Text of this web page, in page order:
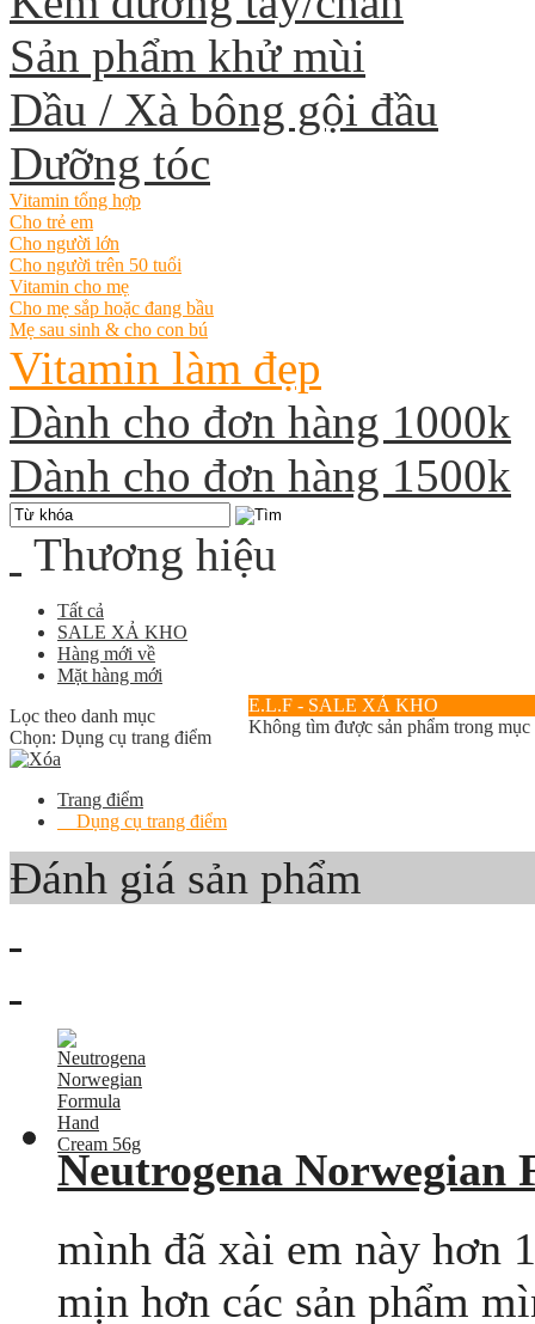
Sản phẩm khử mùi
Dầu / Xà bông gội đầu
Dưỡng tóc
Vitamin tổng hợp
Cho trẻ em
Cho người lớn
Cho người trên 50 tuổi
Vitamin cho mẹ
Cho mẹ sắp hoặc đang bầu
Mẹ sau sinh & cho con bú
Vitamin làm đẹp
Dành cho đơn hàng 1000k
Dành cho đơn hàng 1500k
Thương hiệu
Tất cả
SALE XẢ KHO
Hàng mới về
Mặt hàng mới
Lọc theo danh mục
Chọn: Dụng cụ trang điểm
Trang điểm
Dụng cụ trang điểm
E.L.F - SALE XẢ KHO
Không tìm được sản phẩm trong mục
Đánh giá sản phẩm
Neutrogena Norwegian
mình đã xài em này hơn
mịn hơn các sản phẩm